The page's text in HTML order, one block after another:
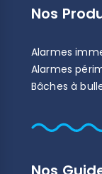
Nos
Alarmes
Alarmes
Bâches à